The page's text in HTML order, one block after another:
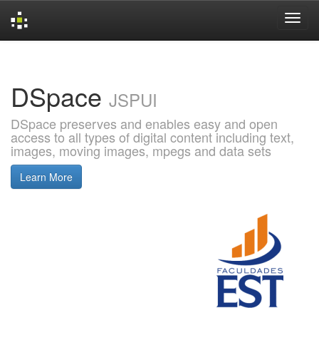
DSpace JSPUI
DSpace preserves and enables easy and open
access to all types of digital content including text,
images, moving images, mpegs and data sets
Learn More